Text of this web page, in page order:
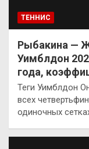
ТЕННИС
Рыбакина —
Уимблдон
года,
Теги Уимблдон
всех
одиночных